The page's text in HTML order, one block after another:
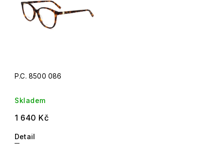
P.C. 8500 086
Skladem
1 640 Kč
Detail